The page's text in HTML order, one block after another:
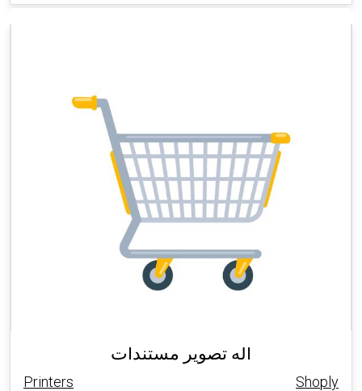
اله تصوير مستندات
Printers Shoply